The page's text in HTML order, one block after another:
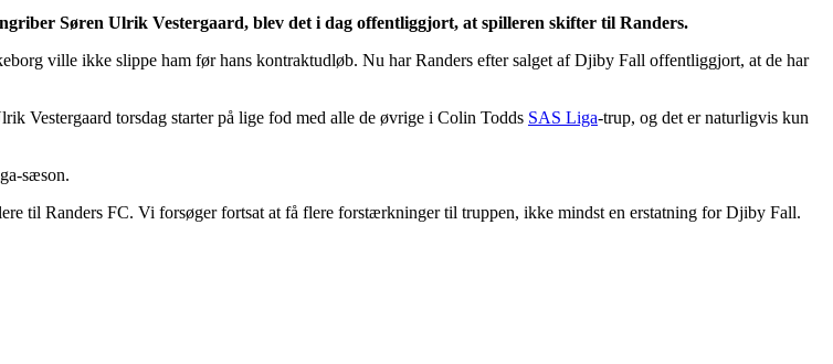
Søren Ulrik Vestergaard, blev det i dag offentliggjort, at spilleren skifter til Randers.
ville ikke slippe ham før hans kontraktudløb. Nu har Randers efter salget af Djiby Fall offentliggjort, at de har
Vestergaard torsdag starter på lige fod med alle de øvrige i Colin Todds SAS Liga-trup, og det er naturligvis kun
sæson.
til Randers FC. Vi forsøger fortsat at få flere forstærkninger til truppen, ikke mindst en erstatning for Djiby Fall.